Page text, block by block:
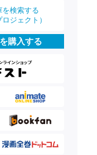
を検索する
ジェクト）
購入する